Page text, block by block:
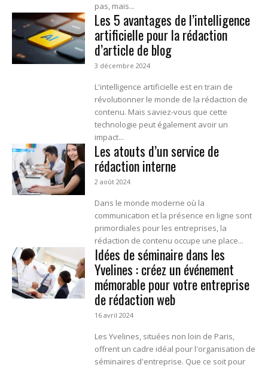
pas, mais...
Les 5 avantages de l’intelligence
artificielle pour la rédaction
d’article de blog
3 décembre 2024
L'intelligence artificielle est en train de
révolutionner le monde de la rédaction de
contenu. Mais saviez-vous que cette
technologie peut également avoir un
impact...
Les atouts d’un service de
rédaction interne
2 août 2024
Dans le monde moderne où la
communication et la présence en ligne sont
primordiales pour les entreprises, la
rédaction de contenu occupe une place...
Idées de séminaire dans les
Yvelines : créez un événement
mémorable pour votre entreprise
de rédaction web
16 avril 2024
Les Yvelines, situées non loin de Paris,
offrent un cadre idéal pour l'organisation de
séminaires d'entreprise. Que ce soit pour